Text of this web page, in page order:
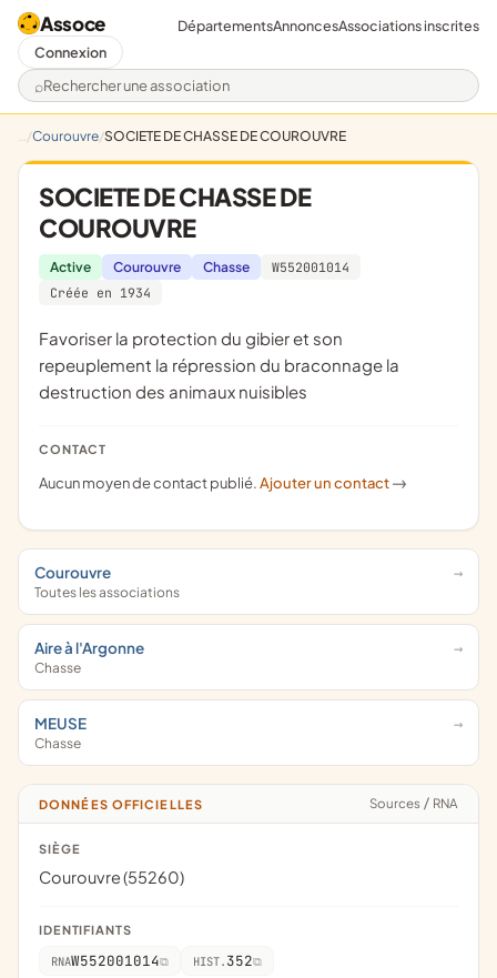
Assoce
Rechercher une association
DépartementsAnnoncesAssociations inscrites
Connexion
Courouvre SOCIETE DE CHASSE DE COUROUVRE
SOCIETE DE CHASSE DE
COUROUVRE
Active Courouvre Chasse
W552001014
Créée en 1934
favoriser la protection du gibier et son
repeuplement la répression du braconnage la
destruction des animaux nuisibles
CONTACT
Aucun moyen de contact publié.Ajouter un contact ->
Courouvre
Toutes les associations
Aire à l'Argonne
Chasse
MEUSE
Chasse
DONNÉES OFFICIELLES Sources / RNA
SIÈGE
Courouvre (55260)
IDENTIFIANTS
RNAW552001014 HIST. 352